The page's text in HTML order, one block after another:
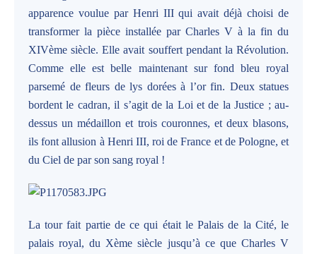
apparence voulue par Henri III qui avait déjà choisi de
transformer la pièce installée par Charles V à la fin du
XIVème siècle. Elle avait souffert pendant la Révolution.
Comme elle est belle maintenant sur fond bleu royal
parsemé de fleurs de lys dorées à l’or fin. Deux statues
bordent le cadran, il s’agit de la Loi et de la Justice ; au-
dessus un médaillon et trois couronnes, et deux blasons,
ils font allusion à Henri III, roi de France et de Pologne, et
du Ciel de par son sang royal !
La tour fait partie de ce qui était le Palais de la Cité, le
palais royal, du Xème siècle jusqu’à ce que Charles V